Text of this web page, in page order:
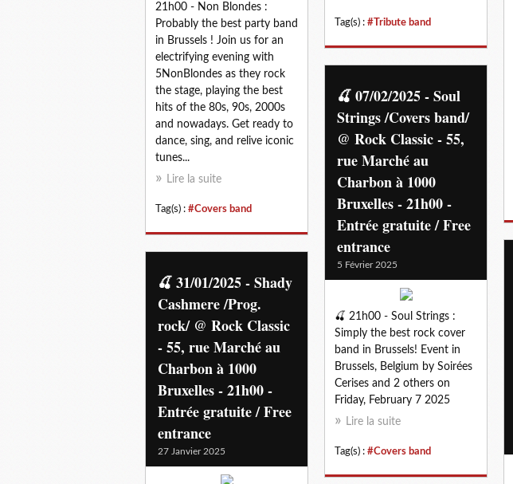
Tag(s) : #Tribute band
21h00 - Non Blondes :
Probably the best party band
in Brussels ! Join us for an
electrifying evening with
5NonBlondes as they rock
the stage, playing the best
hits of the 80s, 90s, 2000s
and nowadays. Get ready to
dance, sing, and relive iconic
tunes...
Lire la suite
Tag(s) : #Covers band
🍒 07/02/2025 - Soul
Strings /Covers band/
@ Rock Classic - 55,
rue Marché au
Charbon à 1000
Bruxelles - 21h00 -
Entrée gratuite / Free
entrance
5 Février 2025
🍒 21h00 - Soul Strings :
Simply the best rock cover
band in Brussels! Event in
Brussels, Belgium by Soirées
Cerises and 2 others on
Friday, February 7 2025
Lire la suite
Tag(s) : #Covers band
🍒 31/01/2025 - Shady
Cashmere /Prog.
rock/ @ Rock Classic
- 55, rue Marché au
Charbon à 1000
Bruxelles - 21h00 -
Entrée gratuite / Free
entrance
27 Janvier 2025